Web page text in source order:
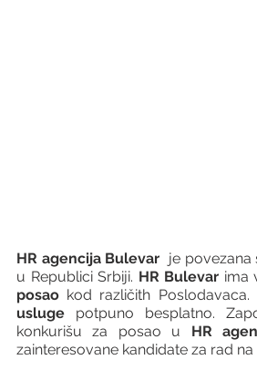
HR agencija Bulevar
je
u Republici Srbiji. HR Bulevar ima
posao kod različith
usluge potpuno besplatno.
konkurišu za posao u HR
zainteresovane kandidate za rad